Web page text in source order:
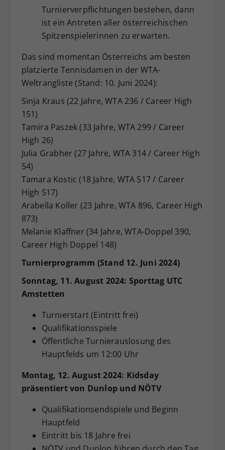
Turnierverpflichtungen bestehen, dann
ist ein Antreten aller österreichischen
Spitzenspielerinnen zu erwarten.
Das sind momentan Österreichs am besten
platzierte Tennisdamen in der WTA-
Weltrangliste (Stand: 10. Juni 2024):
Sinja Kraus (22 Jahre, WTA 236 / Career High
151)
Tamira Paszek (33 Jahre, WTA 299 / Career
High 26)
Julia Grabher (27 Jahre, WTA 314 / Career High
54)
Tamara Kostic (18 Jahre, WTA 517 / Career
High 517)
Arabella Koller (23 Jahre, WTA 896, Career High
873)
Melanie Klaffner (34 Jahre, WTA-Doppel 390,
Career High Doppel 148)
Turnierprogramm (Stand 12. Juni 2024)
Sonntag, 11. August 2024: Sporttag UTC
Amstetten
Turnierstart (Eintritt frei)
Qualifikationsspiele
Öffentliche Turnierauslosung des
Hauptfelds um 12:00 Uhr
Montag, 12. August 2024: Kidsday
präsentiert von Dunlop und NÖTV
Qualifikationsendspiele und Beginn
Hauptfeld
Eintritt bis 18 Jahre frei